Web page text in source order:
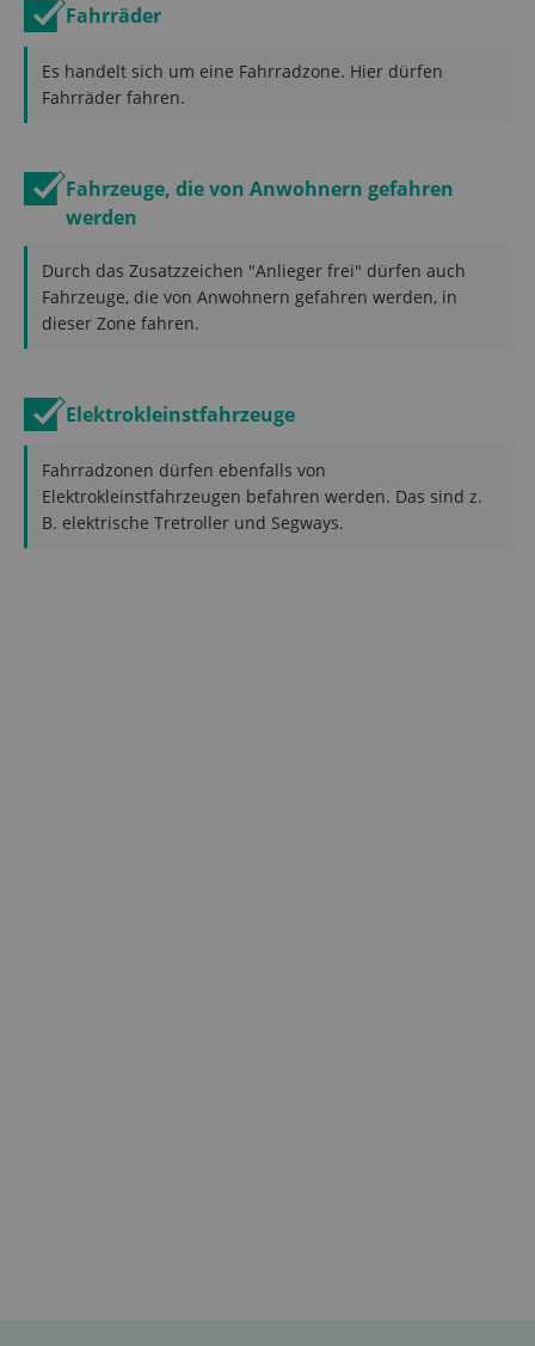
Fahrräder
Es handelt sich um eine Fahrradzone. Hier dürfen
Fahrräder fahren.
Fahrzeuge, die von Anwohnern gefahren
werden
Durch das Zusatzzeichen "Anlieger frei" dürfen auch
Fahrzeuge, die von Anwohnern gefahren werden, in
dieser Zone fahren.
Elektrokleinstfahrzeuge
Fahrradzonen dürfen ebenfalls von
Elektrokleinstfahrzeugen befahren werden. Das sind z.
B. elektrische Tretroller und Segways.